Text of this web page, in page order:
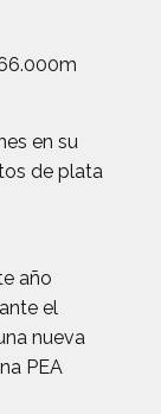
en su
de plata
año
el
nueva
PEA